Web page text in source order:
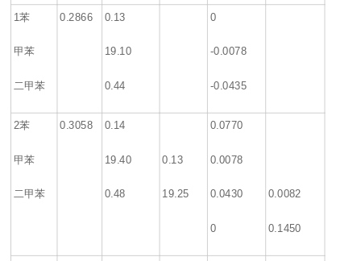
1苯
甲苯
二甲苯
0.2866 0.13
19.10
0.44
0
-0.0078
-0.0435
2苯
甲苯
二甲苯
0.3058 0.14
19.40
0.48
0.13
19.25
0.0770
0.0078
0.0430
0
0.0082
0.1450